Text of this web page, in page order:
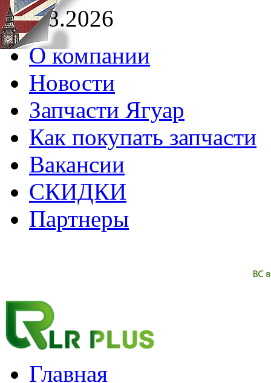
10.08.2026
О компании
Новости
Запчасти Ягуар
Как покупать запчасти
Вакансии
СКИДКИ
Партнеры
Главная